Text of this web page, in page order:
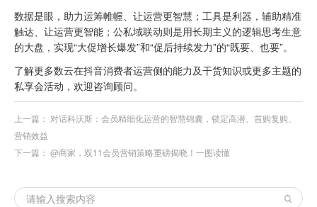
数据是眼，助力运筹帷幄、让运营更智慧；工具是利器，辅助精准
触达、让运营更智能；公私域联动则是用长期主义的逻辑思考生意
的大盘，实现“大促增长爆发”和“促后持续发力”的“既要、也要”。
了解更多数云在抖音消费者运营侧的能力及干货知识或更多主题的
私享会活动，欢迎咨询顾问。
上一篇： 对话科沃斯：会员精细化运营的智慧锦囊，锁定高潜、首购复购、
营销效益
下一篇： @商家，双11会员营销策略重磅揭晓！一图读懂